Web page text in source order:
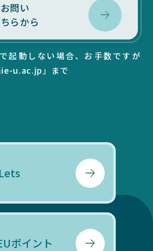
問い
らから
起動しない場合、お手数ですが
u.ac.jp」まで
ポイント